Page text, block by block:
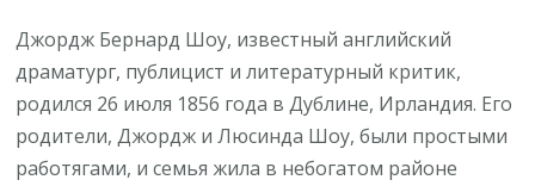
Джордж Бернард Шоу, известный английский
драматург, публицист и литературный критик,
родился 26 июля 1856 года в Дублине, Ирландия. Его
родители, Джордж и Люсинда Шоу, были простыми
работягами, и семья жила в небогатом районе